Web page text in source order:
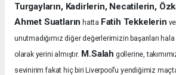
Turgayların, Kadirlerin, Necatilerin,
Ahmet Suatların hatta Fatih Tekkelerin
unutmadığımız diğer değerlerimizin başarıları hala
olarak yerini almıştır. M.Salah gollerine,
sevinirim fakat hiç biri Liverpool’u yendiğimiz